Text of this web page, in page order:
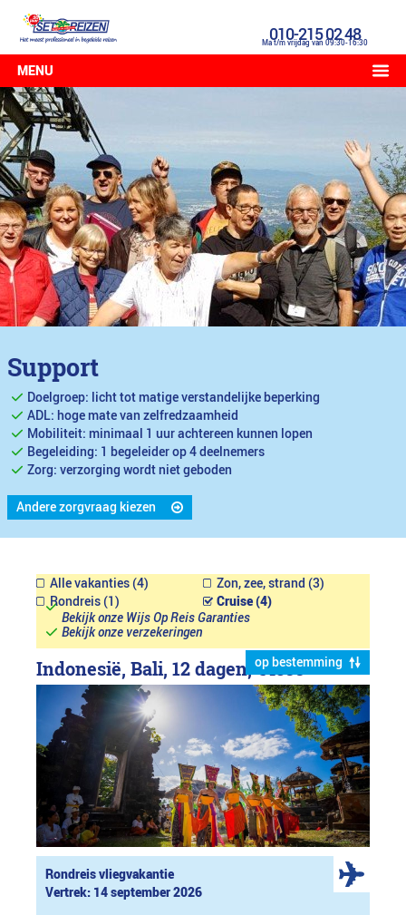
010-215 02 48
Ma t/m vrijdag van 09:30-16:30
MENU
Support
Doelgroep: licht tot matige verstandelijke beperking
ADL: hoge mate van zelfredzaamheid
Mobiliteit: minimaal 1 uur achtereen kunnen lopen
Begeleiding: 1 begeleider op 4 deelnemers
Zorg: verzorging wordt niet geboden
Andere zorgvraag kiezen
Alle vakanties (4)
Zon, zee, strand (3)
Rondreis (1)
Cruise (4)
Bekijk onze Wijs Op Reis Garanties
Bekijk onze verzekeringen
op bestemming
Indonesië, Bali, 12 dagen,€4399
Rondreis vliegvakantie
Vertrek: 14 september 2026